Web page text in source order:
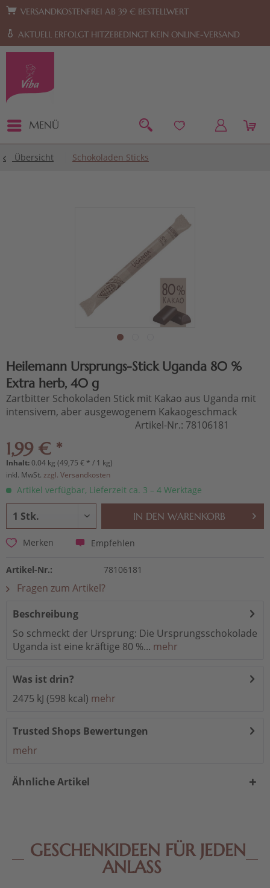
Zur Hauptnavigation springen Zum Footer springen
VERSANDKOSTENFREI AB 39 € BESTELLWERT
AKTUELL ERFOLGT HITZEBEDINGT KEIN ONLINE-VERSAND
MENÜ
Übersicht Schokoladen Sticks
Heilemann Ursprungs-Stick Uganda 80 %
Extra herb, 40 g
Zartbitter Schokoladen Stick mit Kakao aus Uganda mit
intensivem, aber ausgewogenem Kakaogeschmack
Artikel-Nr.: 78106181
1,99 € *
Inhalt:0.04 kg (49,75 € * / 1 kg)
inkl. MwSt. zzgl. Versandkosten
Artikel verfügbar, Lieferzeit ca. 3 – 4 Werktage
IN DEN WARENKORB
Merken Empfehlen
Artikel-Nr.: 78106181
Fragen zum Artikel?
Beschreibung
So schmeckt der Ursprung: Die Ursprungsschokolade
Uganda ist eine kräftige 80 %... mehr
Was ist drin?
2475 kJ (598 kcal) mehr
Trusted Shops Bewertungen
mehr
Ähnliche Artikel
GESCHENKIDEEN FÜR JEDEN
ANLASS